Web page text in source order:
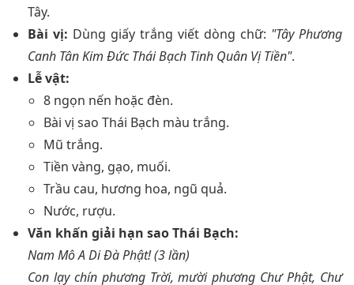
Tây.
Bài vị: Dùng giấy trắng viết dòng chữ: "Tây Phương
Canh Tân Kim Đức Thái Bạch Tinh Quân Vị Tiền".
Lễ vật:
8 ngọn nến hoặc đèn.
Bài vị sao Thái Bạch màu trắng.
Mũ trắng.
Tiền vàng, gạo, muối.
Trầu cau, hương hoa, ngũ quả.
Nước, rượu.
Văn khấn giải hạn sao Thái Bạch:
Nam Mô A Di Đà Phật! (3 lần)
Con lạy chín phương Trời, mười phương Chư Phật, Chư